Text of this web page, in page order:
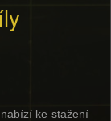
ke stažení